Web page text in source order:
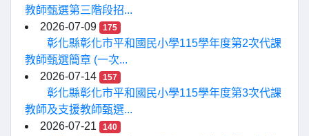
教師甄選第三階段招...
2026-07-09
175
彰化縣彰化市平和國民小學115學年度第2次代課
教師甄選簡章 (一次...
2026-07-14
157
彰化縣彰化市平和國民小學115學年度第3次代課
教師及支援教師甄選...
2026-07-21
140